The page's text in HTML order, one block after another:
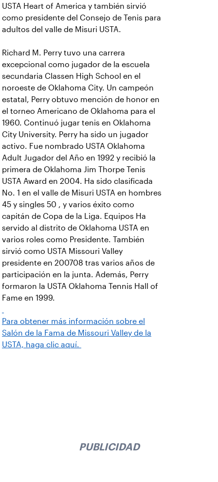
USTA Heart of America y también sirvió
como presidente del Consejo de Tenis para
adultos del valle de Misuri USTA.
Richard M. Perry tuvo una carrera
excepcional como jugador de la escuela
secundaria Classen High School en el
noroeste de Oklahoma City. Un campeón
estatal, Perry obtuvo mención de honor en
el torneo Americano de Oklahoma para el
1960. Continuó jugar tenis en Oklahoma
City University. Perry ha sido un jugador
activo. Fue nombrado USTA Oklahoma
Adult Jugador del Año en 1992 y recibió la
primera de Oklahoma Jim Thorpe Tenis
USTA Award en 2004. Ha sido clasificada
No. 1 en el valle de Misuri USTA en hombres
45 y singles 50 , y varios éxito como
capitán de Copa de la Liga. Equipos Ha
servido al distrito de Oklahoma USTA en
varios roles como Presidente. También
sirvió como USTA Missouri Valley
presidente en 200708 tras varios años de
participación en la junta. Además, Perry
formaron la USTA Oklahoma Tennis Hall of
Fame en 1999.
Para obtener más información sobre el
Salón de la Fama de Missouri Valley de la
USTA, haga clic aquí.
PUBLICIDAD